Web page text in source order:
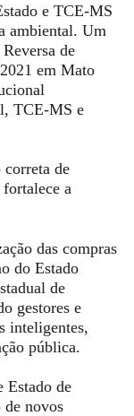
e TCE-MS
ambiental. Um
de
em Mato
TCE-MS e
de
fortalece a
das compras
do Estado
de
gestores e
inteligentes,
pública.
Estado de
novos